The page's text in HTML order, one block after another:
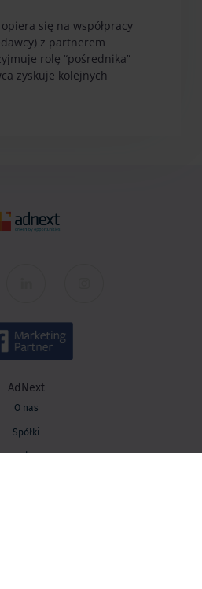
się na współpracy
z partnerem
rolę “pośrednika”
zyskuje kolejnych
AdNext
O nas
Spółki